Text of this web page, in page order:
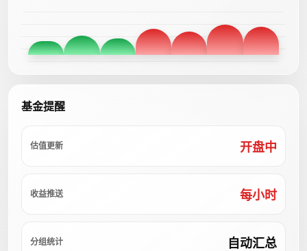
基金提醒
估值更新 开盘中
收益推送 每小时
分组统计 自动汇总